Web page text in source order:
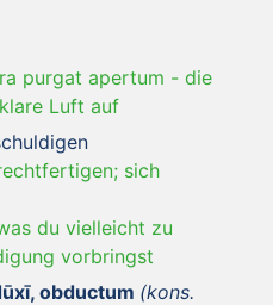
purgat apertum - die
Luft auf
sich
du vielleicht zu
vorbringst
obductum (kons.